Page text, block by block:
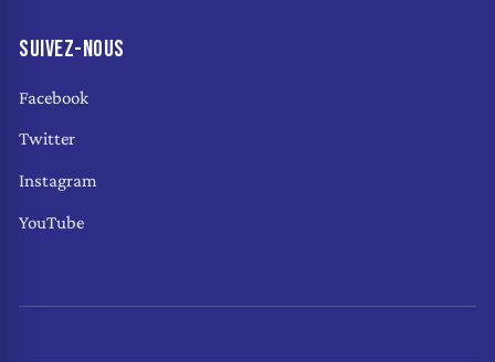
SUIVEZ-NOUS
Facebook
Twitter
Instagram
YouTube